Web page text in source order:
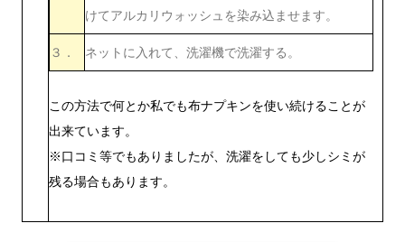
けてアルカリウォッシュを染み込ませます。
３． ネットに入れて、洗濯機で洗濯する。
この方法で何とか私でも布ナプキンを使い続けることが
出来ています。
※口コミ等でもありましたが、洗濯をしても少しシミが
残る場合もあります。